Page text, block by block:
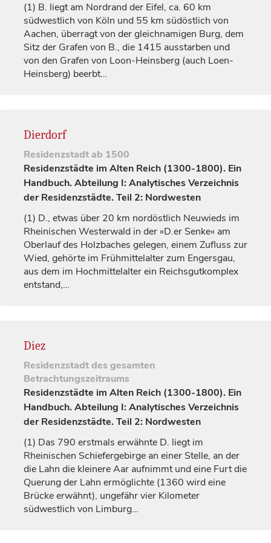
(1) B. liegt am Nordrand der Eifel, ca. 60 km
südwestlich von Köln und 55 km südöstlich von
Aachen, überragt von der gleichnamigen Burg, dem
Sitz der Grafen von B., die 1415 ausstarben und
von den Grafen von Loon-Heinsberg (auch Loen-
Heinsberg) beerbt…
Dierdorf
Residenzstadtab 1500
Residenzstädte im Alten Reich (1300-1800). Ein
Handbuch. Abteilung I: Analytisches Verzeichnis
der Residenzstädte. Teil 2: Nordwesten
(1) D., etwas über 20 km nordöstlich Neuwieds im
Rheinischen Westerwald in der »D.er Senke« am
Oberlauf des Holzbaches gelegen, einem Zufluss zur
Wied, gehörte im Frühmittelalter zum Engersgau,
aus dem im Hochmittelalter ein Reichsgutkomplex
entstand,…
Diez
Residenzstadtdes gesamten
Betrachtungszeitraums
Residenzstädte im Alten Reich (1300-1800). Ein
Handbuch. Abteilung I: Analytisches Verzeichnis
der Residenzstädte. Teil 2: Nordwesten
(1) Das 790 erstmals erwähnte D. liegt im
Rheinischen Schiefergebirge an einer Stelle, an der
die Lahn die kleinere Aar aufnimmt und eine Furt die
Querung der Lahn ermöglichte (1360 wird eine
Brücke erwähnt), ungefähr vier Kilometer
südwestlich von Limburg…